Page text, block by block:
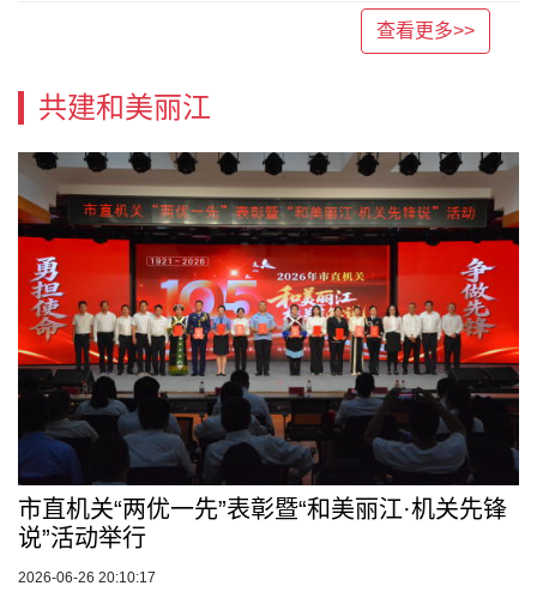
查看更多>>
共建和美丽江
市直机关“两优一先”表彰暨“和美丽江·机关先锋
说”活动举行
2026-06-26 20:10:17